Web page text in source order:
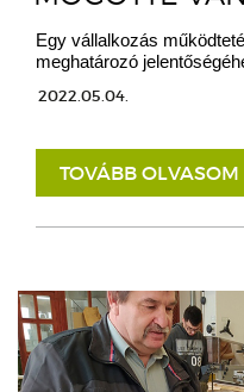
Egy vállalkozás
meghatározó
2022.05.04.
TOVÁBB OLVASOM